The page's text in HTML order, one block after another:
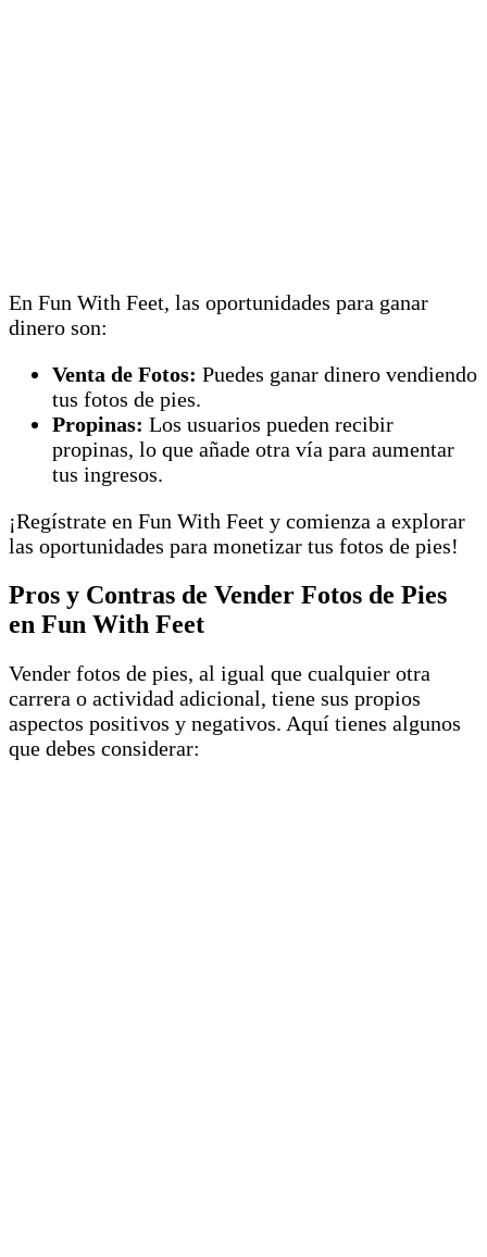
En Fun With Feet, las oportunidades para ganar
dinero son:
Venta de Fotos: Puedes ganar dinero vendiendo
tus fotos de pies.
Propinas: Los usuarios pueden recibir
propinas, lo que añade otra vía para aumentar
tus ingresos.
¡Regístrate en Fun With Feet y comienza a explorar
las oportunidades para monetizar tus fotos de pies!
Pros y Contras de Vender Fotos de Pies
en Fun With Feet
Vender fotos de pies, al igual que cualquier otra
carrera o actividad adicional, tiene sus propios
aspectos positivos y negativos. Aquí tienes algunos
que debes considerar: